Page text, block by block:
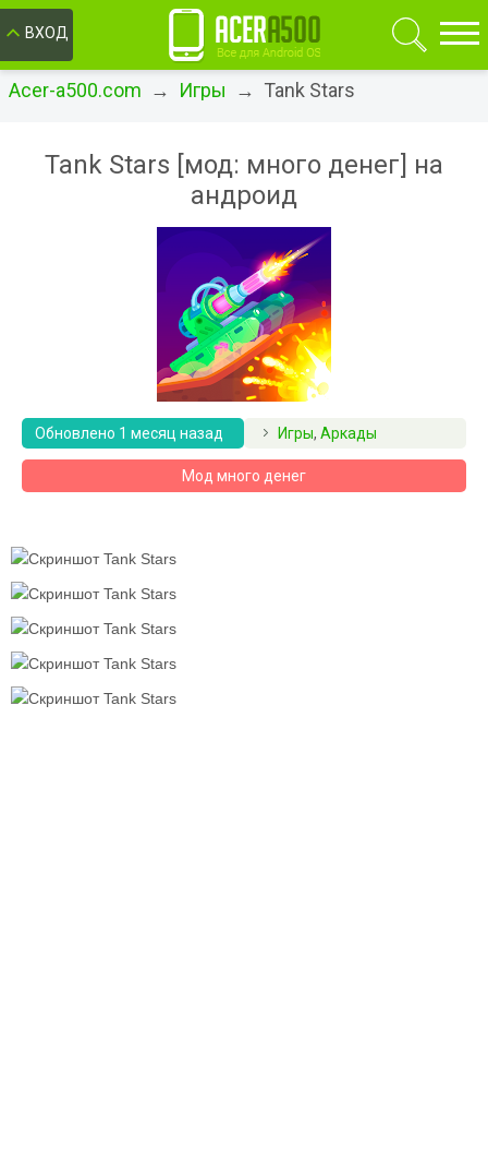
ВХОД
Acer-a500.com → Игры → Tank Stars
Tank Stars [мод: много денег] на
андроид
Обновлено 1 месяц назад Игры, Аркады
Мод много денег